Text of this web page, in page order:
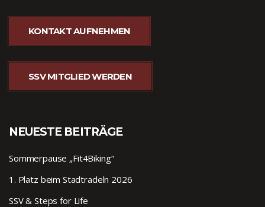
KONTAKT AUFNEHMEN
SSV MITGLIED WERDEN
NEUESTE BEITRÄGE
Sommerpause „Fit4Biking“
1. Platz beim Stadtradeln 2026
SSV & Steps for Life